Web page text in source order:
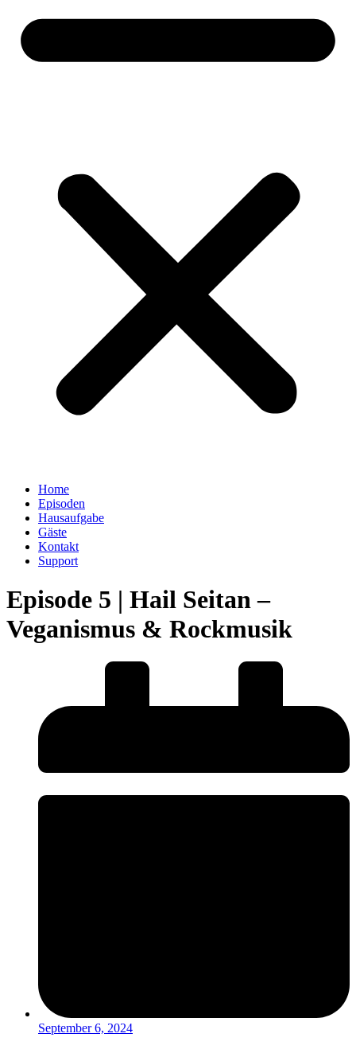
Home
Episoden
Hausaufgabe
Gäste
Kontakt
Support
Episode 5 | Hail Seitan –
Veganismus & Rockmusik
September 6, 2024